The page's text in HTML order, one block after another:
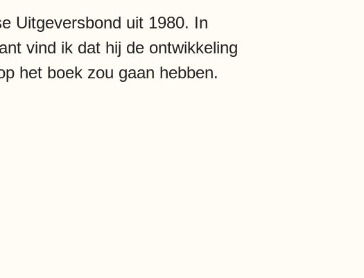
Uitgeversbond uit 1980. In
vind ik dat hij de ontwikkeling
het boek zou gaan hebben.